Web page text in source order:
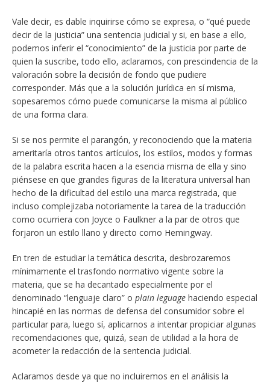
Vale decir, es dable inquirirse cómo se expresa, o “qué puede
decir de la justicia” una sentencia judicial y si, en base a ello,
podemos inferir el “conocimiento” de la justicia por parte de
quien la suscribe, todo ello, aclaramos, con prescindencia de la
valoración sobre la decisión de fondo que pudiere
corresponder. Más que a la solución jurídica en sí misma,
sopesaremos cómo puede comunicarse la misma al público
de una forma clara.
Si se nos permite el parangón, y reconociendo que la materia
ameritaría otros tantos artículos, los estilos, modos y formas
de la palabra escrita hacen a la esencia misma de ella y sino
piénsese en que grandes figuras de la literatura universal han
hecho de la dificultad del estilo una marca registrada, que
incluso complejizaba notoriamente la tarea de la traducción
como ocurriera con Joyce o Faulkner a la par de otros que
forjaron un estilo llano y directo como Hemingway.
En tren de estudiar la temática descrita, desbrozaremos
mínimamente el trasfondo normativo vigente sobre la
materia, que se ha decantado especialmente por el
denominado “lenguaje claro” o plain leguage haciendo especial
hincapié en las normas de defensa del consumidor sobre el
particular para, luego sí, aplicarnos a intentar propiciar algunas
recomendaciones que, quizá, sean de utilidad a la hora de
acometer la redacción de la sentencia judicial.
Aclaramos desde ya que no incluiremos en el análisis la